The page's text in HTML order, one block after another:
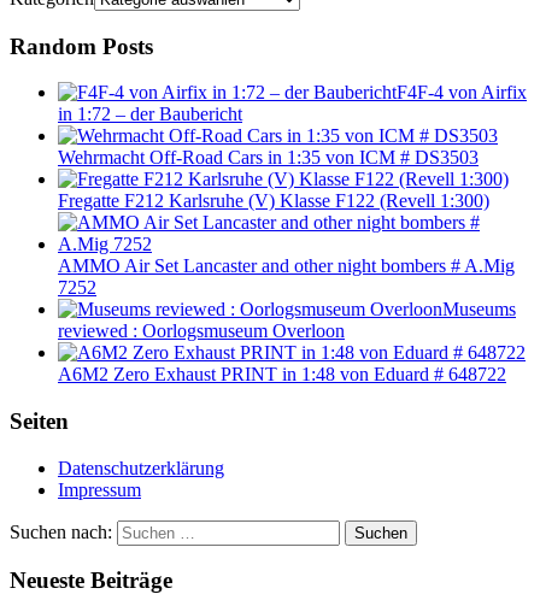
Random Posts
F4F-4 von Airfix
in 1:72 – der Baubericht
Wehrmacht Off-Road Cars in 1:35 von ICM # DS3503
Fregatte F212 Karlsruhe (V) Klasse F122 (Revell 1:300)
AMMO Air Set Lancaster and other night bombers # A.Mig
7252
Museums
reviewed : Oorlogsmuseum Overloon
A6M2 Zero Exhaust PRINT in 1:48 von Eduard # 648722
Seiten
Datenschutzerklärung
Impressum
Suchen nach: Suchen
Neueste Beiträge